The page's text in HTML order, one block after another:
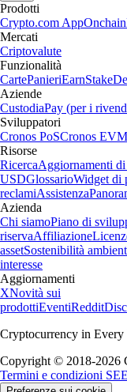
Prodotti
Crypto.com AppOnchain
Mercati
Criptovalute
Funzionalità
CartePanieriEarnStake
Aziende
CustodiaPay (per i
Sviluppatori
Cronos PoSCronos EVM
Risorse
RicercaAggiornamenti di
USDGlossarioWidget di
reclamiAssistenza
Azienda
Chi siamoPiano di
riservaAffiliazione
assetSostenibilità
interesse
Aggiornamenti
XNovità sui
prodottiEventiReddit
Cryptocurrency in
Copyright © 2018-2026
Termini e condizioni SEE